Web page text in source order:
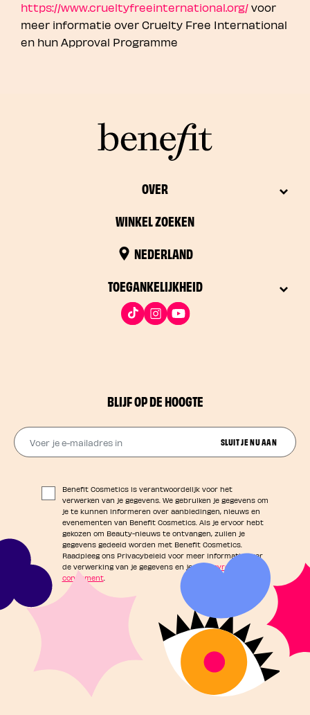
https://www.crueltyfreeinternational.org/ voor
meer informatie over Cruelty Free International
en hun Approval Programme
OVER
WINKEL ZOEKEN
NEDERLAND
TOEGANKELIJKHEID
BLIJF OP DE HOOGTE
Voer je e-mailadres in
SLUIT JE NU AAN
Benefit Cosmetics is verantwoordelijk voor het
verwerken van je gegevens. We gebruiken je gegevens om
je te kunnen informeren over aanbiedingen, nieuws en
evenementen van Benefit Cosmetics. Als je ervoor hebt
gekozen om Beauty-nieuws te ontvangen, zullen je
gegevens gedeeld worden met Benefit Cosmetics.
Raadpleeg ons Privacybeleid voor meer informatie over
de verwerking van je gegevens en jeprivacyrechten als
consument.